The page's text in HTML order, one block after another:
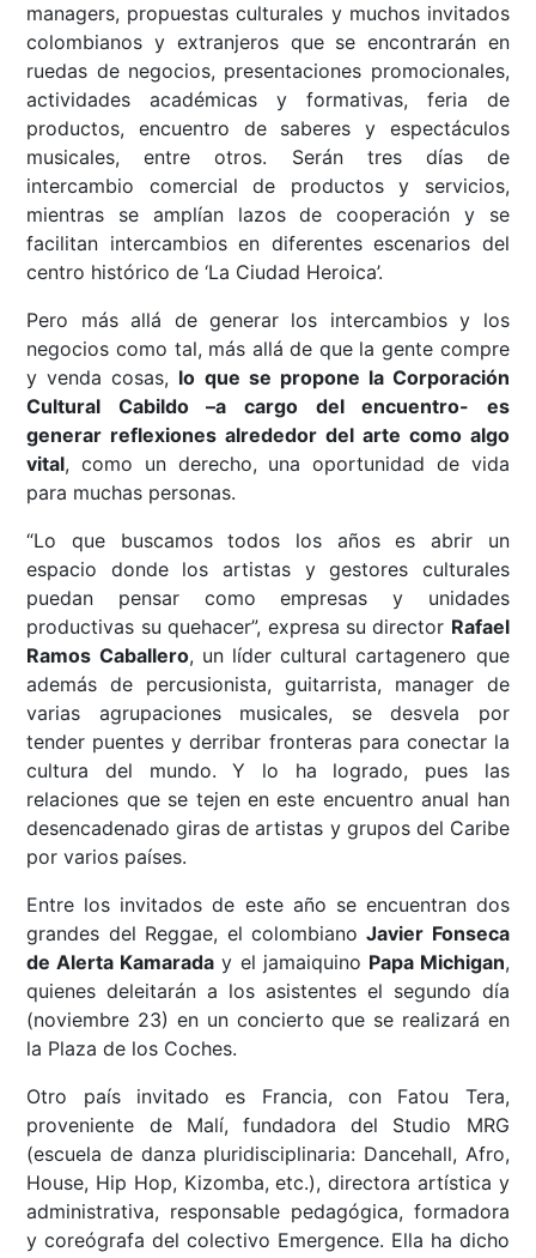
managers, propuestas culturales y muchos invitados
colombianos y extranjeros que se encontrarán en
ruedas de negocios, presentaciones promocionales,
actividades académicas y formativas, feria de
productos, encuentro de saberes y espectáculos
musicales, entre otros. Serán tres días de
intercambio comercial de productos y servicios,
mientras se amplían lazos de cooperación y se
facilitan intercambios en diferentes escenarios del
centro histórico de ‘La Ciudad Heroica’.
Pero más allá de generar los intercambios y los
negocios como tal, más allá de que la gente compre
y venda cosas, lo que se propone la Corporación
Cultural Cabildo –a cargo del encuentro- es
generar reflexiones alrededor del arte como algo
vital, como un derecho, una oportunidad de vida
para muchas personas.
“Lo que buscamos todos los años es abrir un
espacio donde los artistas y gestores culturales
puedan pensar como empresas y unidades
productivas su quehacer”, expresa su director Rafael
Ramos Caballero, un líder cultural cartagenero que
además de percusionista, guitarrista, manager de
varias agrupaciones musicales, se desvela por
tender puentes y derribar fronteras para conectar la
cultura del mundo. Y lo ha logrado, pues las
relaciones que se tejen en este encuentro anual han
desencadenado giras de artistas y grupos del Caribe
por varios países.
Entre los invitados de este año se encuentran dos
grandes del Reggae, el colombianoJavier Fonseca
de Alerta Kamarada y el jamaiquino Papa Michigan,
quienes deleitarán a los asistentes el segundo día
(noviembre 23) en un concierto que se realizará en
la Plaza de los Coches.
Otro país invitado es Francia, con Fatou Tera,
proveniente de Malí, fundadora del Studio MRG
(escuela de danza pluridisciplinaria: Dancehall, Afro,
House, Hip Hop, Kizomba, etc.), directora artística y
administrativa, responsable pedagógica, formadora
y coreógrafa del colectivo Emergence. Ella ha dicho